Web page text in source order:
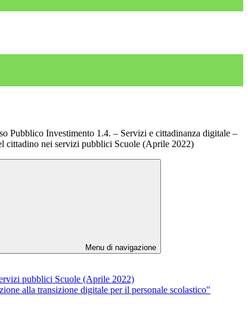
Pubblico Investimento 1.4. – Servizi e cittadinanza digitale –
cittadino nei servizi pubblici Scuole (Aprile 2022)
Menu di navigazione
pubblici Scuole (Aprile 2022)
alla transizione digitale per il personale scolastico"